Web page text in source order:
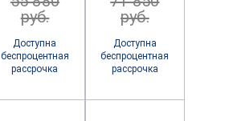
руб.
Доступна
беспроцентная
рассрочка
руб.
Доступна
беспроцентная
рассрочка